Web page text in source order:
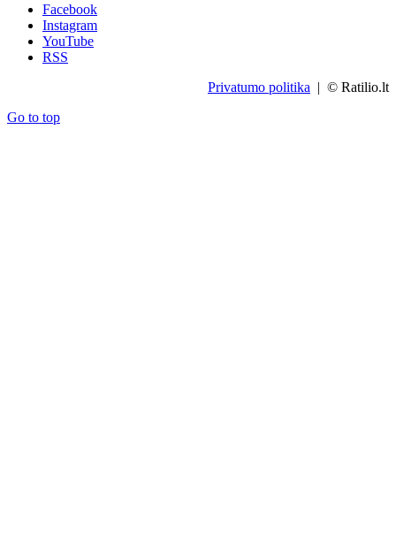
Facebook
Instagram
YouTube
RSS
Privatumo politika | © Ratilio.lt
Go to top